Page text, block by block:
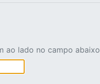
ao lado no campo abaixo